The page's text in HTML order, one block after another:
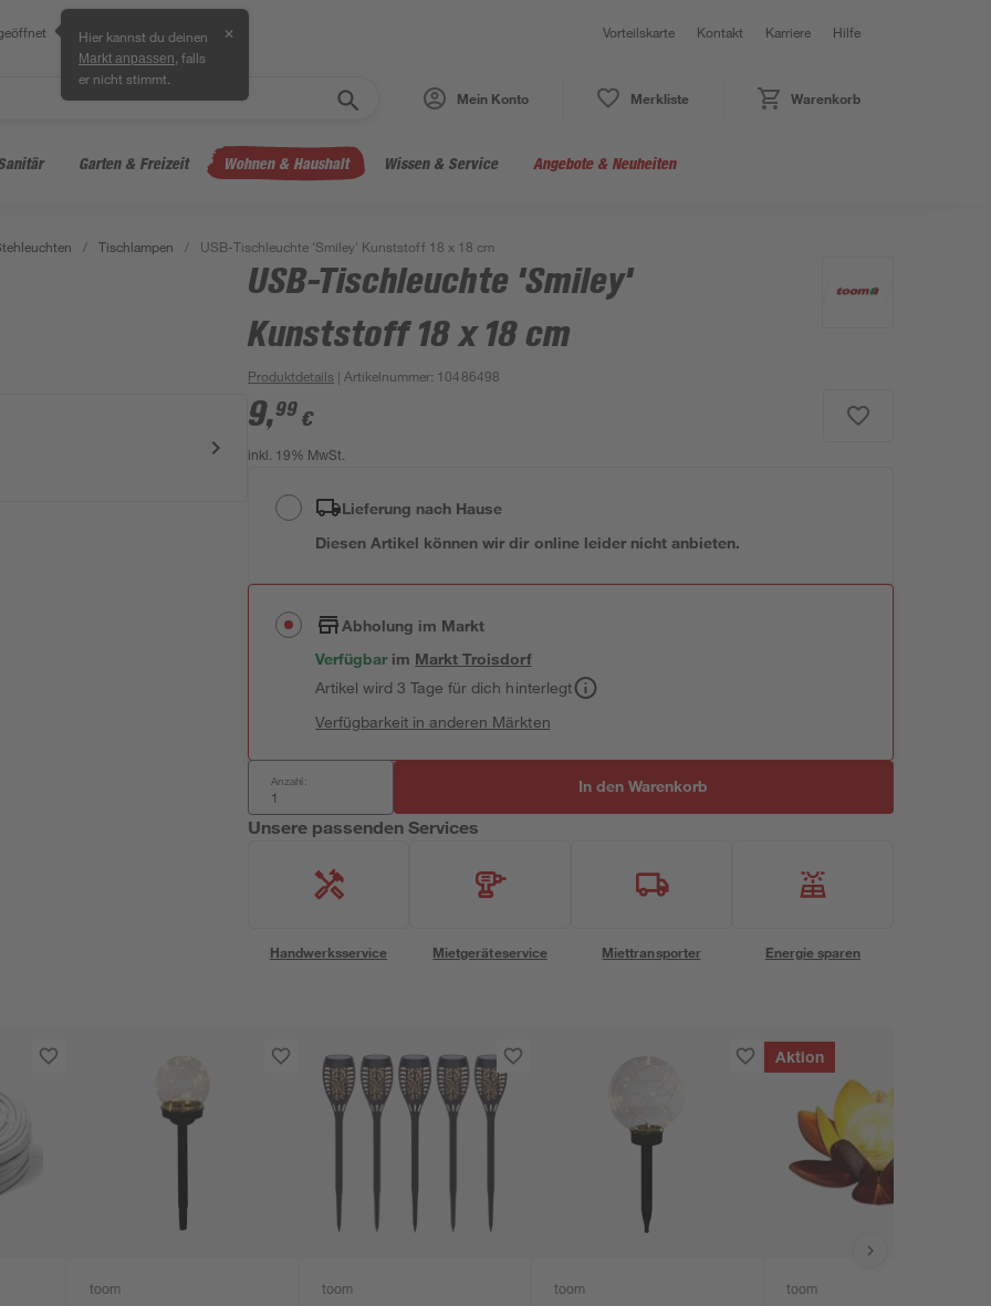
Hier kannst du deinen
Markt anpassen , falls
er nicht stimmt.
✕ Vorteilskarte Kontakt Karriere Hilfe
Mein Konto Merkliste Warenkorb
Garten & Freizeit Wohnen & Haushalt Wissen & Service Angebote & Neuheiten
/ Tischlampen / USB-Tischleuchte 'Smiley' Kunststoff 18 x 18 cm
USB-Tischleuchte 'Smiley'
Kunststoff 18 x 18 cm
Produktdetails | Artikelnummer: 10486498
9,99 €
inkl. 19% MwSt.
Lieferung nach Hause
Diesen Artikel können wir dir online leider nicht anbieten.
Abholung im Markt
Verfügbar im MarktTroisdorf
Artikel wird 3 Tage für dich hinterlegt
Verfügbarkeit in anderen Märkten
Anzahl: In den Warenkorb
Unsere passenden Services
Handwerksservice Mietgeräteservice Miettransporter Energie sparen
toom toom toom
Aktion
toom